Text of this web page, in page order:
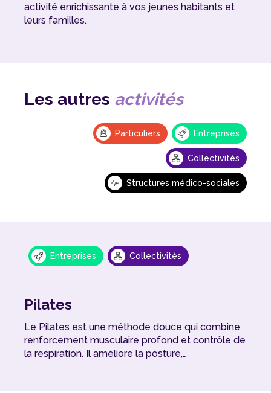
activité enrichissante à vos jeunes habitants et
leurs familles.
Les autres activités
Particuliers Entreprises
Collectivités
Structures médico-sociales
Entreprises Collectivités
Pilates
Le Pilates est une méthode douce qui combine
renforcement musculaire profond et contrôle de
la respiration. Il améliore la posture,…